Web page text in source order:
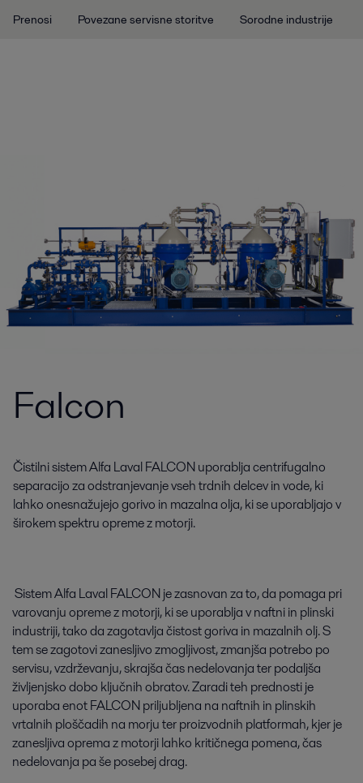
Prenosi Povezane servisne storitve Sorodne industrije
Falcon
Čistilni sistem Alfa Laval FALCON uporablja centrifugalno
separacijo za odstranjevanje vseh trdnih delcev in vode, ki
lahko onesnažujejo gorivo in mazalna olja, ki se uporabljajo v
širokem spektru opreme z motorji.
Sistem Alfa Laval FALCON je zasnovan za to, da pomaga pri
varovanju opreme z motorji, ki se uporablja v naftni in plinski
industriji, tako da zagotavlja čistost goriva in mazalnih olj. S
tem se zagotovi zanesljivo zmogljivost, zmanjša potrebo po
servisu, vzdrževanju, skrajša čas nedelovanja ter podaljša
življenjsko dobo ključnih obratov. Zaradi teh prednosti je
uporaba enot FALCON priljubljena na naftnih in plinskih
vrtalnih ploščadih na morju ter proizvodnih platformah, kjer je
zanesljiva oprema z motorji lahko kritičnega pomena, čas
nedelovanja pa še posebej drag.